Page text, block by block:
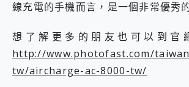
線充電的手機而言，是一個非常優秀
想了解更多的朋友也可以到官
http://www.photofast.com/
tw/aircharge-ac-8000-tw/